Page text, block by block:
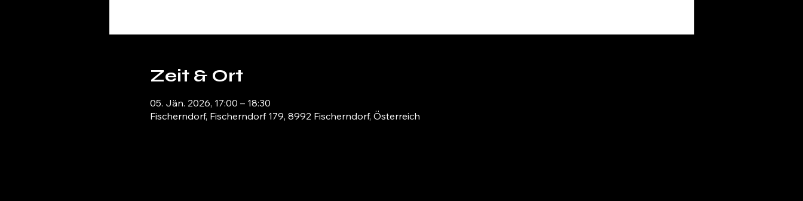
Zeit & Ort
05. Jän. 2026, 17:00 – 18:30
Fischerndorf, Fischerndorf 179, 8992 Fischerndorf, Österreich